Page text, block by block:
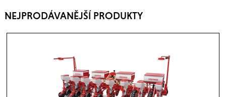
NEJPRODÁVANĚJŠÍ PRODUKTY